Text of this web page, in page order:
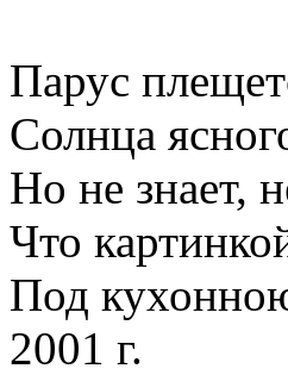
Парус
Солнца
Но не знает,
Что
Под
2001 г.